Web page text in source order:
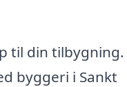
til din
byggeri i Sankt